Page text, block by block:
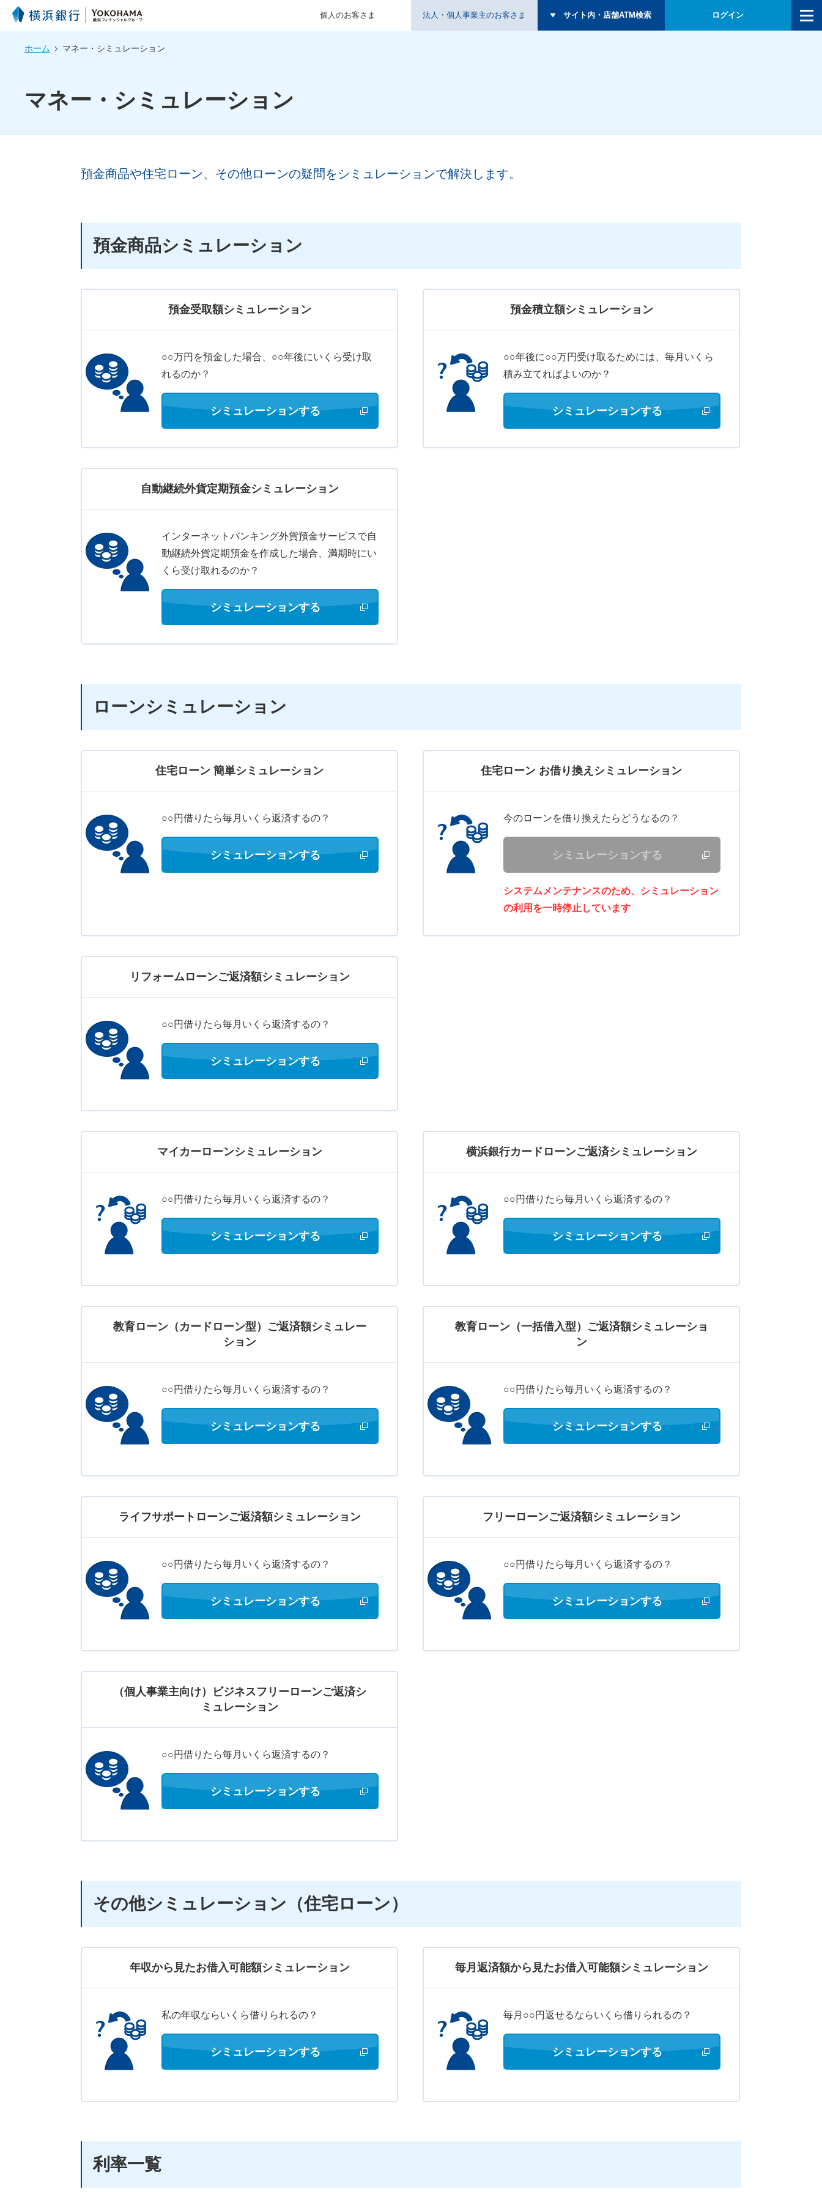
個人のお客さま 法人・個人事業主のお客さま サイト内・店舗ATM検索 ログイン
ホーム マネー・シミュレーション
マネー・シミュレーション
預金商品や住宅ローン、その他ローンの疑問をシミュレーションで解決します。
預金商品シミュレーション
預金受取額シミュレーション
○○万円を預金した場合、○○年後にいくら受け取
れるのか？
シミュレーションする 新しいウィンドウで開きます
預金積立額シミュレーション
○○年後に○○万円受け取るためには、毎月いくら
積み立てればよいのか？
シミュレーションする 新しいウィンドウで開きます
自動継続外貨定期預金シミュレーション
インターネットバンキング外貨預金サービスで自
動継続外貨定期預金を作成した場合、満期時にい
くら受け取れるのか？
シミュレーションする 新しいウィンドウで開きます
ローンシミュレーション
住宅ローン 簡単シミュレーション
○○円借りたら毎月いくら返済するの？
シミュレーションする 新しいウィンドウで開きます
住宅ローン お借り換えシミュレーション
今のローンを借り換えたらどうなるの？
シミュレーションする 新しいウィンドウで開きます
システムメンテナンスのため、シミュレーション
の利用を一時停止しています
リフォームローンご返済額シミュレーション
○○円借りたら毎月いくら返済するの？
シミュレーションする 新しいウィンドウで開きます
マイカーローンシミュレーション
○○円借りたら毎月いくら返済するの？
シミュレーションする 新しいウィンドウで開きます
横浜銀行カードローンご返済シミュレーション
○○円借りたら毎月いくら返済するの？
シミュレーションする 新しいウィンドウで開きます
教育ローン（カードローン型）ご返済額シミュレー
ション
○○円借りたら毎月いくら返済するの？
シミュレーションする 新しいウィンドウで開きます
教育ローン（一括借入型）ご返済額シミュレーショ
ン
○○円借りたら毎月いくら返済するの？
シミュレーションする 新しいウィンドウで開きます
ライフサポートローンご返済額シミュレーション
○○円借りたら毎月いくら返済するの？
シミュレーションする 新しいウィンドウで開きます
フリーローンご返済額シミュレーション
○○円借りたら毎月いくら返済するの？
シミュレーションする 新しいウィンドウで開きます
（個人事業主向け）ビジネスフリーローンご返済シ
ミュレーション
○○円借りたら毎月いくら返済するの？
シミュレーションする 新しいウィンドウで開きます
その他シミュレーション（住宅ローン）
年収から見たお借入可能額シミュレーション
私の年収ならいくら借りられるの？
シミュレーションする 新しいウィンドウで開きます
毎月返済額から見たお借入可能額シミュレーション
毎月○○円返せるならいくら借りられるの？
シミュレーションする 新しいウィンドウで開きます
利率一覧